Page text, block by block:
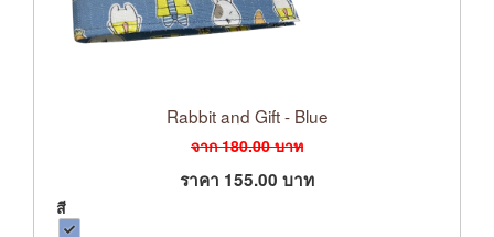
Rabbit and Gift - Blue
จาก180.00บาท
ราคา 155.00 บาท
สี